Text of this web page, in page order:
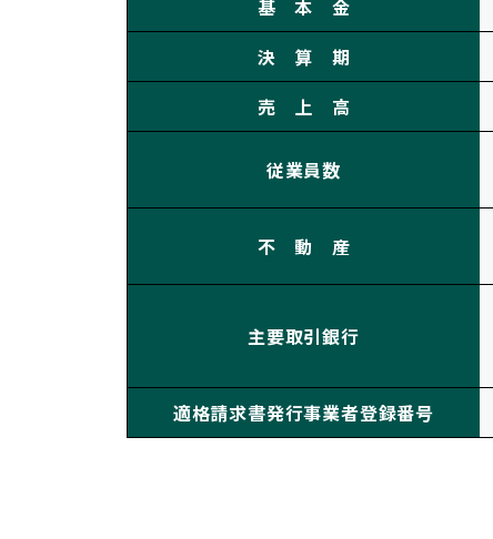
基 本 金
決 算 期
売 上 高
従業員数
不 動 産
主要取引銀行
適格請求書発行事業者登録番号